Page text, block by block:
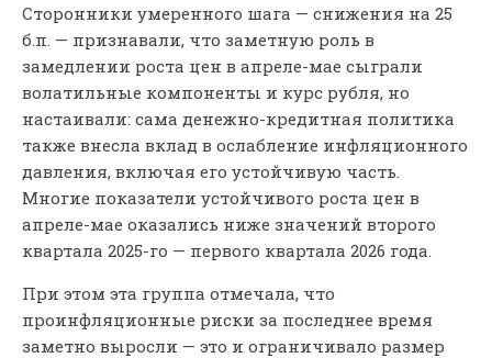
Сторонники умеренного шага — снижения на 25
б.п. — признавали, что заметную роль в
замедлении роста цен в апреле-мае сыграли
волатильные компоненты и курс рубля, но
настаивали: сама денежно-кредитная политика
также внесла вклад в ослабление инфляционного
давления, включая его устойчивую часть.
Многие показатели устойчивого роста цен в
апреле-мае оказались ниже значений второго
квартала 2025-го — первого квартала 2026 года.
При этом эта группа отмечала, что
проинфляционные риски за последнее время
заметно выросли — это и ограничивало размер